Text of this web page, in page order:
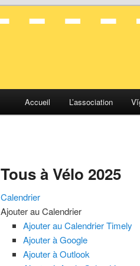
Aller
Aller
Accueil L’association
Tous à Vélo 2025
Calendrier
Ajouter au Calendrier
Ajouter au Calendrier Timely
Ajouter à Google
Ajouter à Outlook